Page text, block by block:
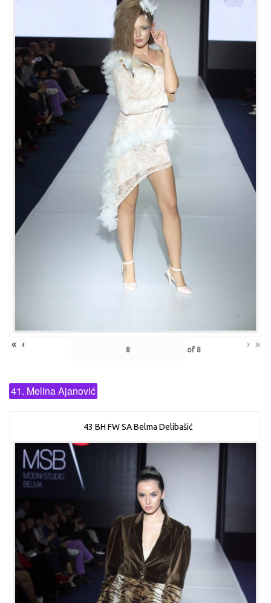
« ‹ of 8 › »
41. Melina Ajanović
43 BH FW SA Belma Delibašić